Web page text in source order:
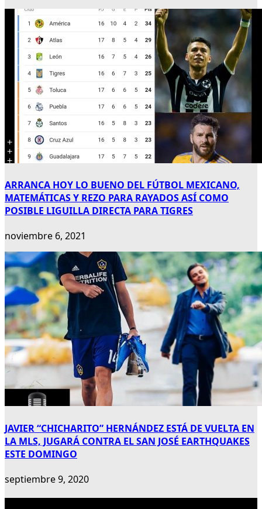
ARRANCA HOY LO BUENO DEL FÚTBOL MEXICANO,
MATEMÁTICAS Y REZO PARA RAYADOS ASÍ COMO
POSIBLE LIGUILLA DIRECTA PARA TIGRES
noviembre 6, 2021
JAVIER “CHICHARITO” HERNÁNDEZ ESTÁ DE VUELTA EN
LA MLS, JUGARÁ CONTRA EL SAN JOSÉ EARTHQUAKES
ESTE DOMINGO
septiembre 9, 2020